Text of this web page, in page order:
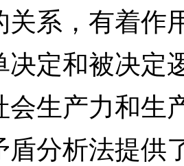
关系，有着作
定和被决定
会生产力和生
盾分析法提供